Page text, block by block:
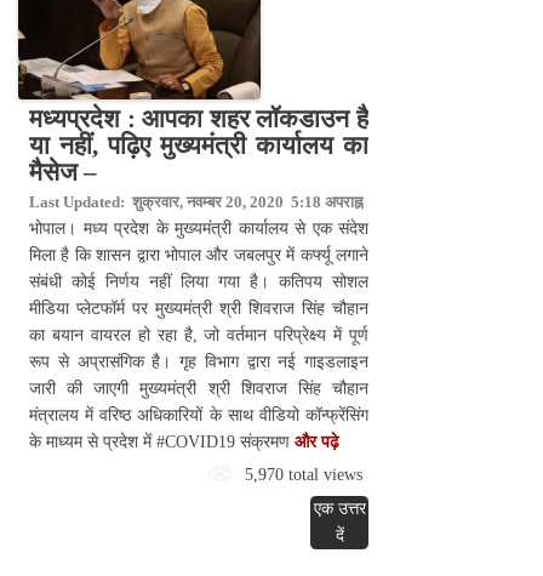
मध्यप्रदेश : आपका शहर लॉकडाउन है
या नहीं, पढ़िए मुख्यमंत्री कार्यालय का
मैसेज –
Last Updated: शुक्रवार, नवम्बर 20, 2020 5:18 अपराह्न
भोपाल। मध्य प्रदेश के मुख्यमंत्री कार्यालय से एक संदेश
मिला है कि शासन द्वारा भोपाल और जबलपुर में कर्फ्यू लगाने
संबंधी कोई निर्णय नहीं लिया गया है। कतिपय सोशल
मीडिया प्लेटफॉर्म पर मुख्यमंत्री श्री शिवराज सिंह चौहान
का बयान वायरल हो रहा है, जो वर्तमान परिप्रेक्ष्य में पूर्ण
रूप से अप्रासंगिक है। गृह विभाग द्वारा नई गाइडलाइन
जारी की जाएगी मुख्यमंत्री श्री शिवराज सिंह चौहान
मंत्रालय में वरिष्ठ अधिकारियों के साथ वीडियो कॉन्फ्रेंसिंग
के माध्यम से प्रदेश में #COVID19 संक्रमण और पढ़े
5,970 total views
एक उत्तर
दें